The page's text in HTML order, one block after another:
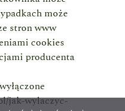
może
stron www
cookies
producenta
jak-wylaczyc-